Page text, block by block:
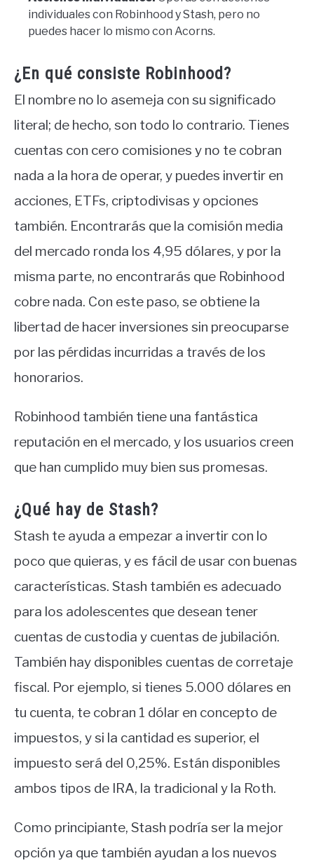
individuales con Robinhood y Stash, pero no
puedes hacer lo mismo con Acorns.
¿En qué consiste Robinhood?
El nombre no lo asemeja con su significado
literal; de hecho, son todo lo contrario. Tienes
cuentas con cero comisiones y no te cobran
nada a la hora de operar, y puedes invertir en
acciones, ETFs, criptodivisas y opciones
también. Encontrarás que la comisión media
del mercado ronda los 4,95 dólares, y por la
misma parte, no encontrarás que Robinhood
cobre nada. Con este paso, se obtiene la
libertad de hacer inversiones sin preocuparse
por las pérdidas incurridas a través de los
honorarios.
Robinhood también tiene una fantástica
reputación en el mercado, y los usuarios creen
que han cumplido muy bien sus promesas.
¿Qué hay de Stash?
Stash te ayuda a empezar a invertir con lo
poco que quieras, y es fácil de usar con buenas
características. Stash también es adecuado
para los adolescentes que desean tener
cuentas de custodia y cuentas de jubilación.
También hay disponibles cuentas de corretaje
fiscal. Por ejemplo, si tienes 5.000 dólares en
tu cuenta, te cobran 1 dólar en concepto de
impuestos, y si la cantidad es superior, el
impuesto será del 0,25%. Están disponibles
ambos tipos de IRA, la tradicional y la Roth.
Como principiante, Stash podría ser la mejor
opción ya que también ayudan a los nuevos